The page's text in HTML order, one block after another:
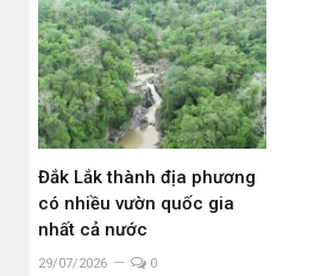
Đắk Lắk thành địa phương
có nhiều vườn quốc gia
nhất cả nước
29/07/2026 0